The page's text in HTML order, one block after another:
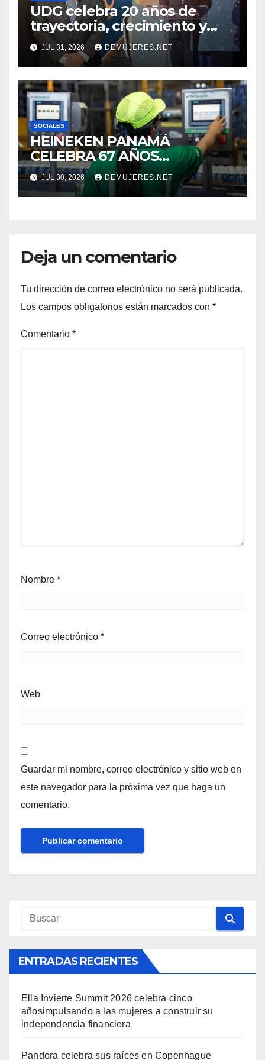
UDG celebra 20 años de
trayectoria, crecimiento y
compromiso con Panamá
JUL 31, 2026 DEMUJERES.NET
SOCIALES
HEINEKEN PANAMÁ
CELEBRA 67 AÑOS
IMPULSANDO EL
CRECIMIENTO DE LA
INDUSTRIA CERVECERA Y
JUL 30, 2026 DEMUJERES.NET
Deja un comentario
Tu dirección de correo electrónico no será publicada.
Los campos obligatorios están marcados con *
Comentario *
Nombre *
Correo electrónico *
Web
Guardar mi nombre, correo electrónico y sitio web en
este navegador para la próxima vez que haga un
comentario.
ENTRADAS RECIENTES
Ella Invierte Summit 2026 celebra cinco
añosimpulsando a las mujeres a construir su
independencia financiera
Pandora celebra sus raíces en Copenhague